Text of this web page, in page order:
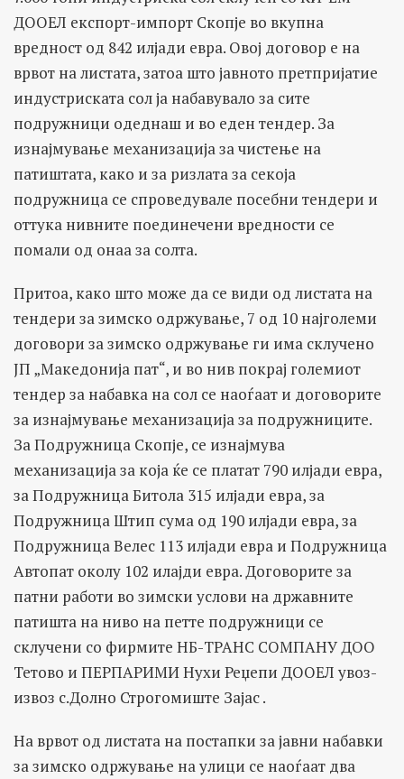
ДООЕЛ експорт-импорт Скопје во вкупна
вредност од 842 илјади евра. Овој договор е на
врвот на листата, затоа што јавното претпријатие
индустриската сол ја набавувало за сите
подружници одеднаш и во еден тендер. За
изнајмување механизација за чистење на
патиштата, како и за ризлата за секоја
подружница се спроведувале посебни тендери и
оттука нивните поединечени вредности се
помали од онаа за солта.
Притоа, како што може да се види од листата на
тендери за зимско одржување, 7 од 10 најголеми
договори за зимско одржување ги има склучено
ЈП „Македонија пат“, и во нив покрај големиот
тендер за набавка на сол се наоѓаат и договорите
за изнајмување механизација за подружниците.
За Подружница Скопје, се изнајмува
механизација за која ќе се платат 790 илјади евра,
за Подружница Битола 315 илјади евра, за
Подружница Штип сума од 190 илјади евра, за
Подружница Велес 113 илјади евра и Подружница
Автопат околу 102 илајди евра. Договорите за
патни работи во зимски услови на државните
патишта на ниво на петте подружници се
склучени со фирмите НБ-ТРАНС СОМПАНУ ДОО
Тетово и ПЕРПАРИМИ Нухи Реџепи ДООЕЛ увоз-
извоз с.Долно Строгомиште Зајас .
На врвот од листата на постапки за јавни набавки
за зимско одржување на улици се наоѓаат два